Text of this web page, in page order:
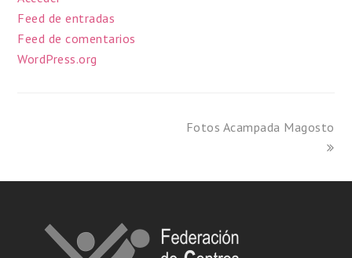
Feed de entradas
Feed de comentarios
WordPress.org
Fotos Acampada Magosto